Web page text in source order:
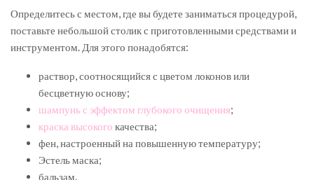
Определитесь с местом, где вы будете заниматься процедурой,
поставьте небольшой столик с приготовленными средствами и
инструментом. Для этого понадобятся:
раствор, соотносящийся с цветом локонов или
бесцветную основу;
шампунь с эффектом глубокого очищения;
краска высокого качества;
фен, настроенный на повышенную температуру;
Эстель маска;
бальзам.